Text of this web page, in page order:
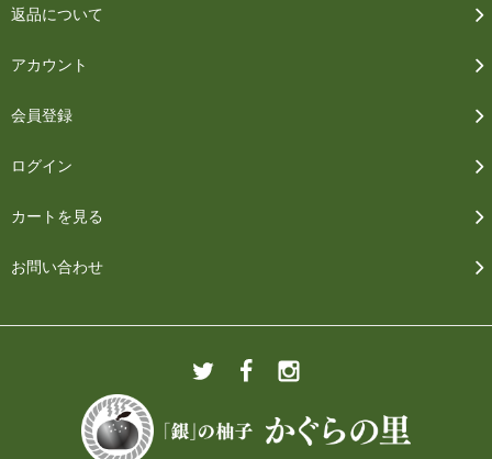
返品について
アカウント
会員登録
ログイン
カートを見る
お問い合わせ